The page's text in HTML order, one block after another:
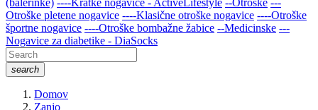
(balerinke) ----Kratke nogavice - ActiveLifestyle --Otroške ---
Otroške pletene nogavice ----Klasične otroške nogavice ----Otroške
športne nogavice ----Otroške bombažne žabice --Medicinske ---
Nogavice za diabetike - DiaSocks
search
Domov
Zanjo